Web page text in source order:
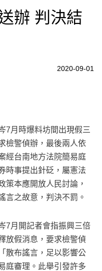
辦 判決結
2020-09-01
7月時爆料坊間出現假三
檢警偵辦，最後兩人依
經台南地方法院簡易庭
時事提出針砭，屬憲法
策本應開放人民討論，
言之故意，判決不罰。
7月開記者會指振興三倍
放假消息，要求檢警偵
散布謠言，足以影響公
庭審理。此舉引發許多